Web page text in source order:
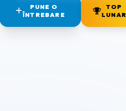
PUNE O
ÎNTREBARE
TOP
LUNAR